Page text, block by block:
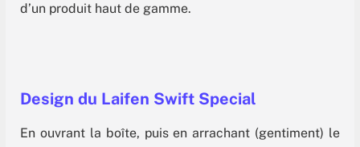
d’un produit haut de gamme.
Design du Laifen Swift Special
En ouvrant la boîte, puis en arrachant (gentiment) le